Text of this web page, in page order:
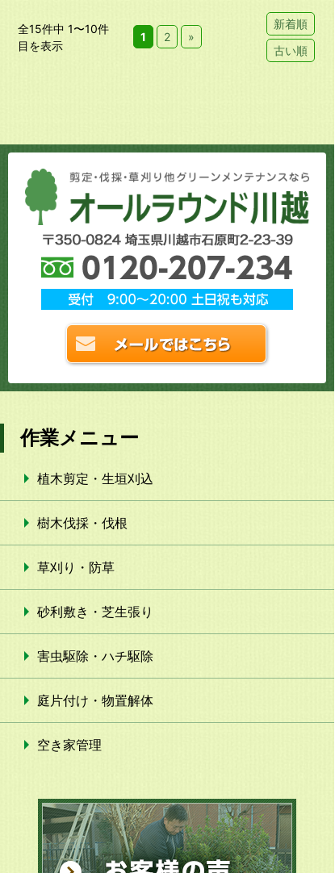
全15件中 1〜10件
目を表示
1 2 »
新着順
古い順
作業メニュー
植木剪定・生垣刈込
樹木伐採・伐根
草刈り・防草
砂利敷き・芝生張り
害虫駆除・ハチ駆除
庭片付け・物置解体
空き家管理